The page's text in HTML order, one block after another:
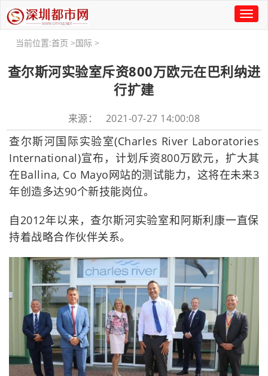
Toggle
当前位置:首页 >国际 >
查尔斯河实验室斥资800万欧元在巴利纳进
行扩建
来源： 2021-07-27 14:00:08
查尔斯河国际实验室(Charles River Laboratories
International)宣布，计划斥资800万欧元，扩大其
在Ballina, Co Mayo网站的测试能力，这将在未来3
年创造多达90个新技能岗位。
自2012年以来，查尔斯河实验室和阿斯利康一直保
持着战略合作伙伴关系。